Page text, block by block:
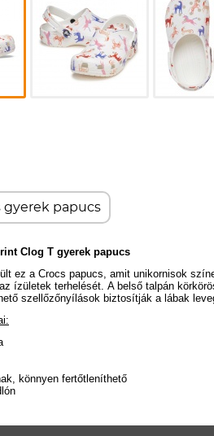
gyerek papucs
Clog T gyerek papucs
ez a Crocs papucs, amit unikornisok
ízületek terhelését. A belső talpán
szellőzőnyílások biztosítják a lábak
könnyen fertőtleníthető